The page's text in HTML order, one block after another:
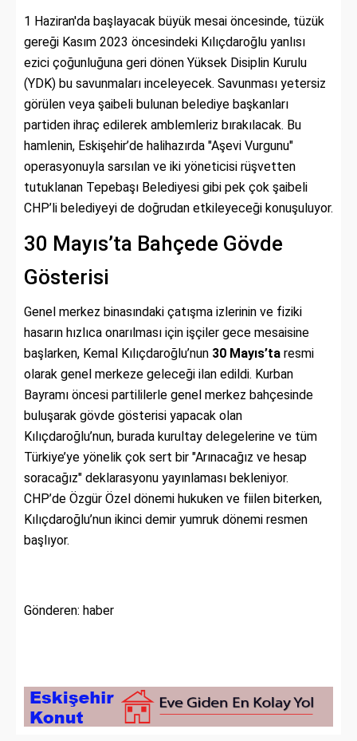
1 Haziran'da başlayacak büyük mesai öncesinde, tüzük
gereği Kasım 2023 öncesindeki Kılıçdaroğlu yanlısı
ezici çoğunluğuna geri dönen Yüksek Disiplin Kurulu
(YDK) bu savunmaları inceleyecek. Savunması yetersiz
görülen veya şaibeli bulunan belediye başkanları
partiden ihraç edilerek amblemleriz bırakılacak. Bu
hamlenin, Eskişehir’de halihazırda "Aşevi Vurgunu"
operasyonuyla sarsılan ve iki yöneticisi rüşvetten
tutuklanan Tepebaşı Belediyesi gibi pek çok şaibeli
CHP’li belediyeyi de doğrudan etkileyeceği konuşuluyor.
30 Mayıs’ta Bahçede Gövde
Gösterisi
Genel merkez binasındaki çatışma izlerinin ve fiziki
hasarın hızlıca onarılması için işçiler gece mesaisine
başlarken, Kemal Kılıçdaroğlu’nun 30 Mayıs’ta resmi
olarak genel merkeze geleceği ilan edildi. Kurban
Bayramı öncesi partililerle genel merkez bahçesinde
buluşarak gövde gösterisi yapacak olan
Kılıçdaroğlu’nun, burada kurultay delegelerine ve tüm
Türkiye’ye yönelik çok sert bir "Arınacağız ve hesap
soracağız" deklarasyonu yayınlaması bekleniyor.
CHP’de Özgür Özel dönemi hukuken ve fiilen biterken,
Kılıçdaroğlu’nun ikinci demir yumruk dönemi resmen
başlıyor.
Gönderen: haber